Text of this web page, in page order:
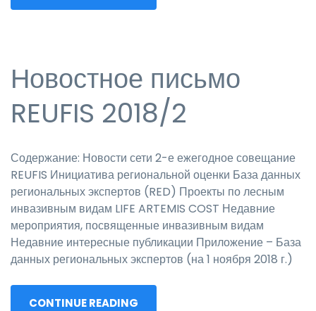
Новостное письмо
REUFIS 2018/2
Содержание: Новости сети 2-е ежегодное совещание
REUFIS Инициатива региональной оценки База данных
региональных экспертов (RED) Проекты по лесным
инвазивным видам LIFE ARTEMIS COST Недавние
мероприятия, посвященные инвазивным видам
Недавние интересные публикации Приложение – База
данных региональных экспертов (на 1 ноября 2018 г.)
CONTINUE READING